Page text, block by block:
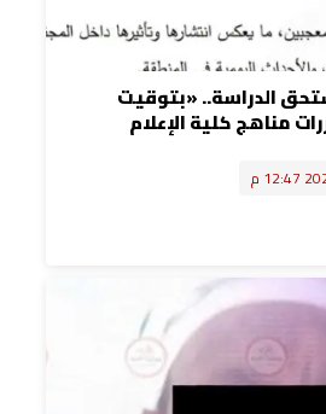
الدراسة.. «بتوقيت
مناهج كلية الإعلام